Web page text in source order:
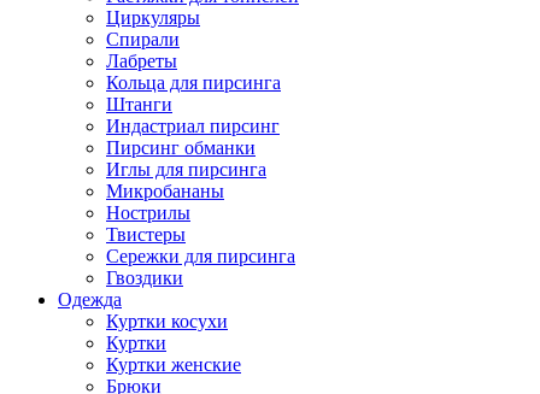
Циркуляры
Спирали
Лабреты
Кольца для пирсинга
Штанги
Индастриал пирсинг
Пирсинг обманки
Иглы для пирсинга
Микробананы
Нострилы
Твистеры
Сережки для пирсинга
Гвоздики
Одежда
Куртки косухи
Куртки
Куртки женские
Брюки